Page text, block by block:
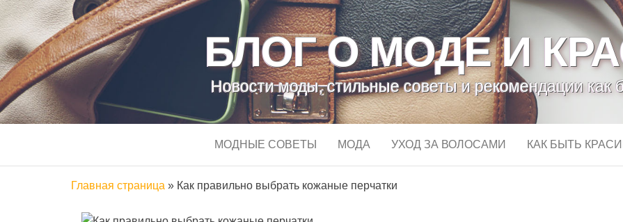
БЛОГ О МОДЕ И
Новости моды, стильные советы и рекомендации как
МОДНЫЕ СОВЕТЫ МОДА УХОД ЗА ВОЛОСАМИ КАК БЫТЬ
Главная страница » Как правильно выбрать кожаные перчатки